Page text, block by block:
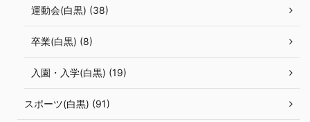
運動会(白黒) (38)
卒業(白黒) (8)
入園・入学(白黒) (19)
スポーツ(白黒) (91)